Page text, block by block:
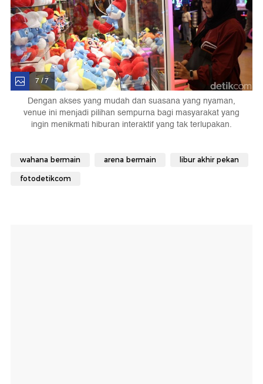
7 / 7
Dengan akses yang mudah dan suasana yang nyaman,
venue ini menjadi pilihan sempurna bagi masyarakat yang
ingin menikmati hiburan interaktif yang tak terlupakan.
wahana bermain arena bermain libur akhir pekan
fotodetikcom